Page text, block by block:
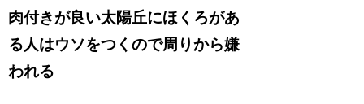
肉付きが良い太陽丘にほくろがあ
る人はウソをつくので周りから嫌
われる